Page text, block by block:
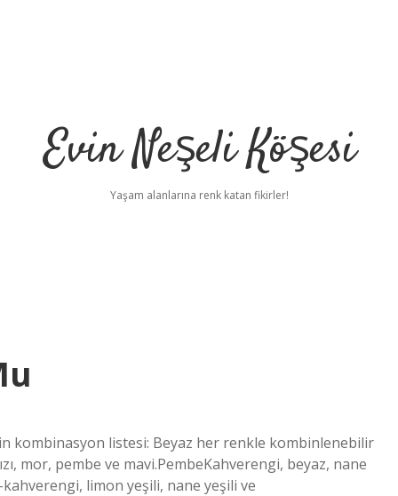
Evin Neşeli Köşesi
Yaşam alanlarına renk katan fikirler!
kombinasyon listesi: Beyaz her renkle kombinlenebilir
mor, pembe ve mavi.PembeKahverengi, beyaz, nane
limon yeşili, nane yeşili ve